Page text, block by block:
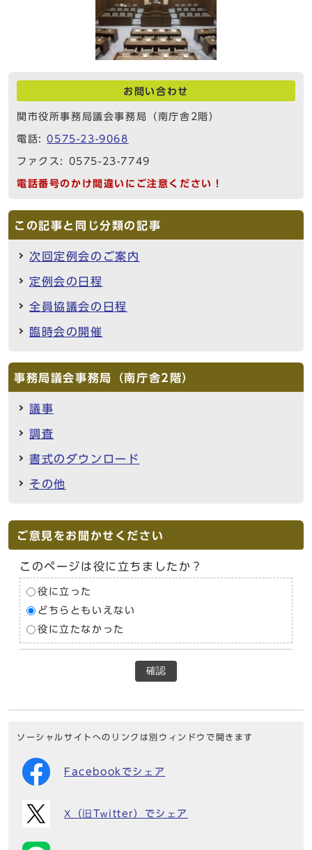
お問い合わせ
関市役所事務局議会事務局（南庁舎2階）
電話:0575-23-9068
ファクス: 0575-23-7749
電話番号のかけ間違いにご注意ください！
この記事と同じ分類の記事
次回定例会のご案内
定例会の日程
全員協議会の日程
臨時会の開催
事務局議会事務局（南庁舎2階）
議事
調査
書式のダウンロード
その他
ご意見をお聞かせください
このページは役に立ちましたか？
役に立った
どちらともいえない
役に立たなかった
確認
ソーシャルサイトへのリンクは別ウィンドウで開きます
Facebookでシェア
X（旧Twitter）でシェア